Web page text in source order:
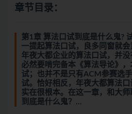
章节目录：
第1章 算法口试到底是什么鬼?
一提起算法口试，良多同窗就会
年夜大都企业的算法口试，并
必然要啃完备本《算法导论》，
试；也并不是只有ACM参赛选
试。恰好相反，年夜大都算法口
实在很根本。在这一章，和大师
到底是什么鬼？…